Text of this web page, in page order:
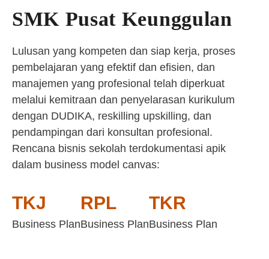
SMK Pusat Keunggulan
Lulusan yang kompeten dan siap kerja, proses
pembelajaran yang efektif dan efisien, dan
manajemen yang profesional telah diperkuat
melalui kemitraan dan penyelarasan kurikulum
dengan DUDIKA, reskilling upskilling, dan
pendampingan dari konsultan profesional.
Rencana bisnis sekolah terdokumentasi apik
dalam business model canvas:
TKJ
Business Plan
RPL
Business Plan
TKR
Business Plan